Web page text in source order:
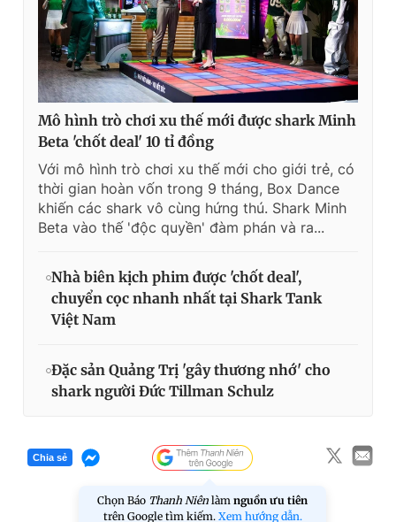
Mô hình trò chơi xu thế mới được shark Minh
Beta 'chốt deal' 10 tỉ đồng
Với mô hình trò chơi xu thế mới cho giới trẻ, có
thời gian hoàn vốn trong 9 tháng, Box Dance
khiến các shark vô cùng hứng thú. Shark Minh
Beta vào thế 'độc quyền' đàm phán và ra...
Nhà biên kịch phim được 'chốt deal',
chuyển cọc nhanh nhất tại Shark Tank
Việt Nam
Đặc sản Quảng Trị 'gây thương nhớ' cho
shark người Đức Tillman Schulz
Chia sẻ
Chọn Báo Thanh Niên làm nguồn ưu tiên
trên Google tìm kiếm. Xem hướng dẫn.